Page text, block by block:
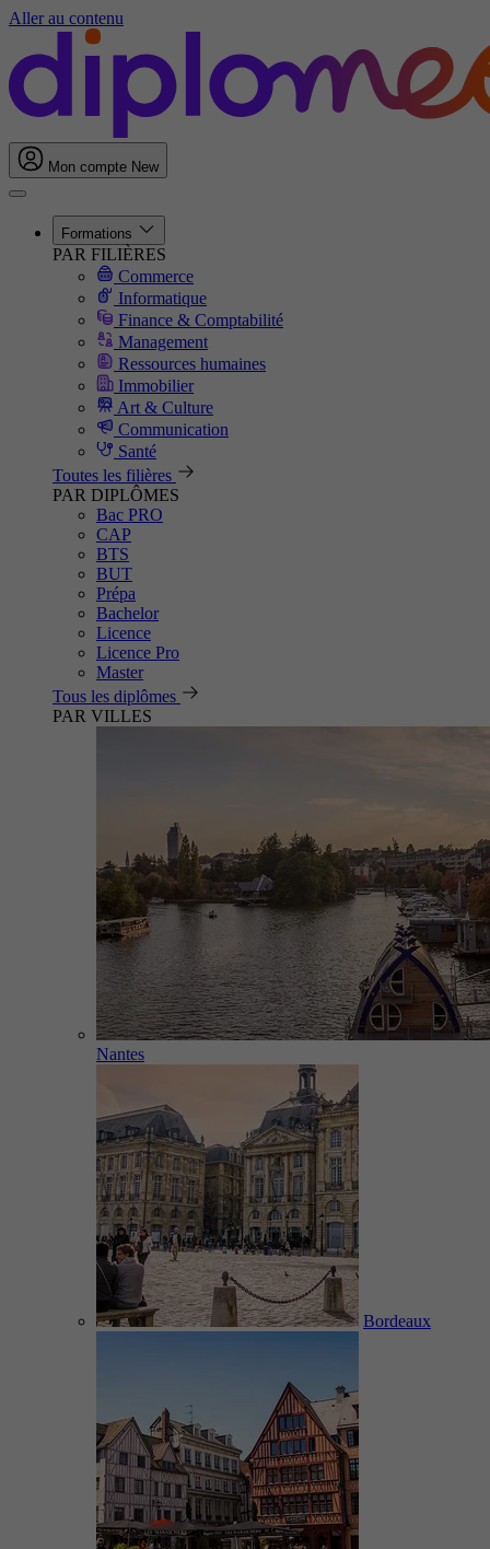
Aller au contenu
Mon compte New
Formations
PAR FILIÈRES
Commerce
Informatique
Finance & Comptabilité
Management
Ressources humaines
Immobilier
Art & Culture
Communication
Santé
Toutes les filières
PAR DIPLÔMES
Bac PRO
CAP
BTS
BUT
Prépa
Bachelor
Licence
Licence Pro
Master
Tous les diplômes
PAR VILLES
Nantes
Bordeaux